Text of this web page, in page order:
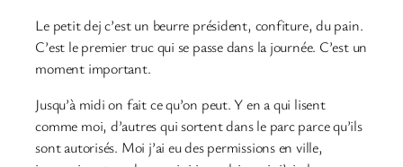
Le petit dej c’est un beurre président, confiture, du pain.
C’est le premier truc qui se passe dans la journée. C’est un
moment important.
Jusqu’à midi on fait ce qu’on peut. Y en a qui lisent
comme moi, d’autres qui sortent dans le parc parce qu’ils
sont autorisés. Moi j’ai eu des permissions en ville,